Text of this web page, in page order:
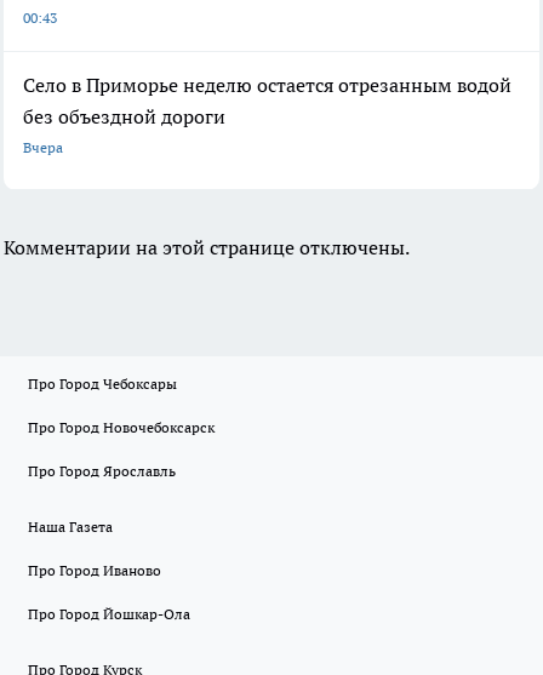
00:43
Село в Приморье неделю остается отрезанным водой
без объездной дороги
Вчера
Комментарии на этой странице отключены.
Про Город Чебоксары
Про Город Новочебоксарск
Про Город Ярославль
Наша Газета
Про Город Иваново
Про Город Йошкар-Ола
Про Город Курск